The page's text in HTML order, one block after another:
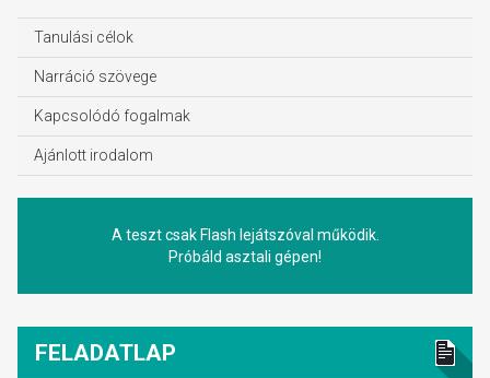
Tanulási célok
Narráció szövege
Kapcsolódó fogalmak
Ajánlott irodalom
A teszt csak Flash lejátszóval működik.
Próbáld asztali gépen!
FELADATLAP